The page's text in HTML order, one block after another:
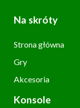
Na skróty
Strona główna
Gry
Akcesoria
Konsole